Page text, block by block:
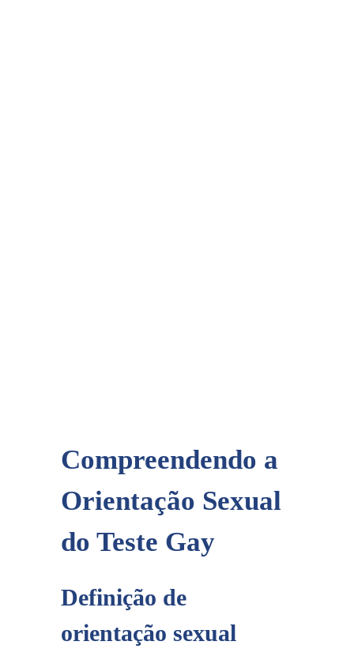
Compreendendo a
Orientação Sexual
do Teste Gay
Definição de
orientação sexual